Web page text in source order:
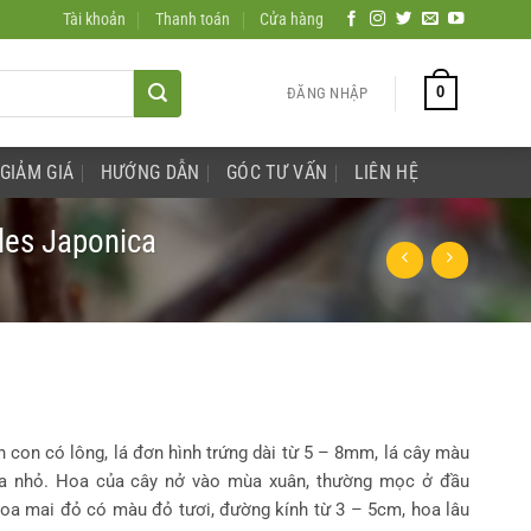
Tài khoản Thanh toán Cửa hàng
ĐĂNG NHẬP 0
GIẢM GIÁ HƯỚNG DẪN GÓC TƯ VẤN LIÊN HỆ
Japonica
con có lông, lá đơn hình trứng dài từ 5 – 8mm, lá cây màu
nhỏ. Hoa của cây nở vào mùa xuân, thường mọc ở đầu
mai đỏ có màu đỏ tươi, đường kính từ 3 – 5cm, hoa lâu